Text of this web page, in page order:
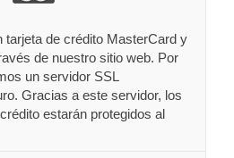
tarjeta de crédito MasterCard y
de nuestro sitio web. Por
un servidor SSL
Gracias a este servidor, los
estarán protegidos al